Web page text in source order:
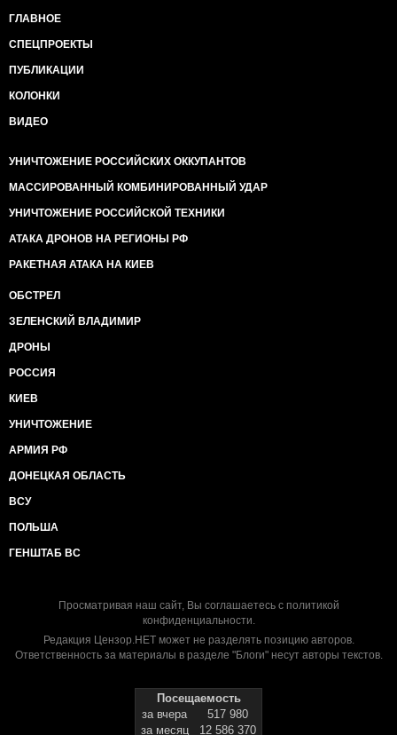
ГЛАВНОЕ
СПЕЦПРОЕКТЫ
ПУБЛИКАЦИИ
КОЛОНКИ
ВИДЕО
УНИЧТОЖЕНИЕ РОССИЙСКИХ ОККУПАНТОВ
МАССИРОВАННЫЙ КОМБИНИРОВАННЫЙ УДАР
УНИЧТОЖЕНИЕ РОССИЙСКОЙ ТЕХНИКИ
АТАКА ДРОНОВ НА РЕГИОНЫ РФ
РАКЕТНАЯ АТАКА НА КИЕВ
ОБСТРЕЛ
ЗЕЛЕНСКИЙ ВЛАДИМИР
ДРОНЫ
РОССИЯ
КИЕВ
УНИЧТОЖЕНИЕ
АРМИЯ РФ
ДОНЕЦКАЯ ОБЛАСТЬ
ВСУ
ПОЛЬША
ГЕНШТАБ ВС
Просматривая наш сайт, Вы соглашаетесь с политикой
конфиденциальности.
Редакция Цензор.НЕТ может не разделять позицию авторов.
Ответственность за материалы в разделе "Блоги" несут авторы текстов.
Посещаемость
за вчера
517 980
за месяц
12 586 370